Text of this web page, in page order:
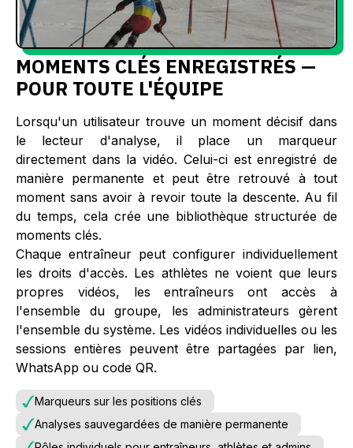
MOMENTS CLÉS ENREGISTRÉS —
POUR TOUTE L'ÉQUIPE
Lorsqu'un utilisateur trouve un moment décisif dans
le lecteur d'analyse, il place un marqueur
directement dans la vidéo. Celui-ci est enregistré de
manière permanente et peut être retrouvé à tout
moment sans avoir à revoir toute la descente. Au fil
du temps, cela crée une bibliothèque structurée de
moments clés.
Chaque entraîneur peut configurer individuellement
les droits d'accès. Les athlètes ne voient que leurs
propres vidéos, les entraîneurs ont accès à
l'ensemble du groupe, les administrateurs gèrent
l'ensemble du système. Les vidéos individuelles ou les
sessions entières peuvent être partagées par lien,
WhatsApp ou code QR.
Marqueurs sur les positions clés
Analyses sauvegardées de manière permanente